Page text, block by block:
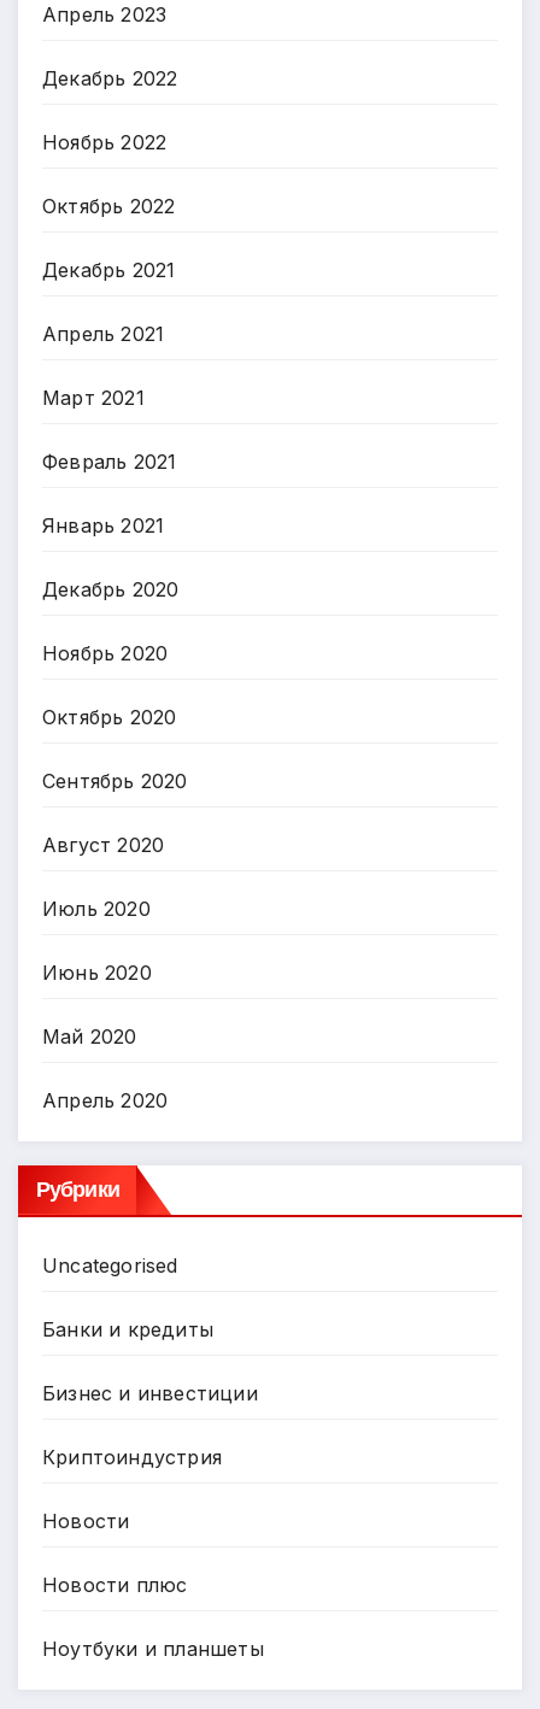
Апрель 2023
Декабрь 2022
Ноябрь 2022
Октябрь 2022
Декабрь 2021
Апрель 2021
Март 2021
Февраль 2021
Январь 2021
Декабрь 2020
Ноябрь 2020
Октябрь 2020
Сентябрь 2020
Август 2020
Июль 2020
Июнь 2020
Май 2020
Апрель 2020
Рубрики
Uncategorised
Банки и кредиты
Бизнес и инвестиции
Криптоиндустрия
Новости
Новости плюс
Ноутбуки и планшеты